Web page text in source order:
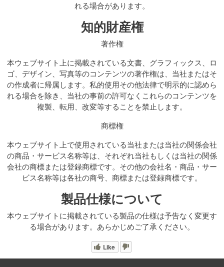
れる場合があります。
知的財産権
著作権
本ウェブサイト上に掲載されている文書、グラフィックス、ロ
ゴ、デザイン、写真等のコンテンツの著作権は、当社またはそ
の作成者に帰属します。私的使用その他法律で明示的に認めら
れる場合を除き、当社の事前の許可なくこれらのコンテンツを
複製、転用、改変等することを禁止します。
商標権
本ウェブサイト上で使用されている当社または当社の関係会社
の商品・サービス名称等は、それぞれ当社もしくは当社の関係
会社の商標または登録商標です。その他の会社名・商品・サー
ビス名称等は各社の商号、商標または登録商標です。
製品仕様について
本ウェブサイトに掲載されている製品の仕様は予告なく変更す
る場合があります。あらかじめご了承ください。
Like